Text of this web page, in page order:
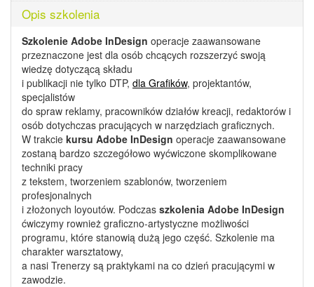
Opis szkolenia
Szkolenie Adobe InDesign operacje zaawansowane
przeznaczone jest dla osób chcących rozszerzyć swoją
wiedzę dotyczącą składu
i publikacji nie tylko DTP, dla Grafików, projektantów,
specjalistów
do spraw reklamy, pracowników działów kreacji, redaktorów i
osób dotychczas pracujących w narzędziach graficznych.
W trakcie kursu Adobe InDesign operacje zaawansowane
zostaną bardzo szczegółowo wyćwiczone skomplikowane
techniki pracy
z tekstem, tworzeniem szablonów, tworzeniem
profesjonalnych
i złożonych loyoutów. Podczas szkolenia Adobe InDesign
ćwiczymy rownież graficzno-artystyczne możliwości
programu, które stanowią dużą jego część. Szkolenie ma
charakter warsztatowy,
a nasi Trenerzy są praktykami na co dzień pracującymi w
zawodzie.